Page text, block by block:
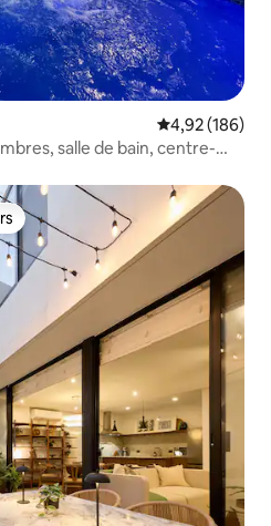
Évaluation
4,92 (186)
salle de bain, centre-
plus appréciés